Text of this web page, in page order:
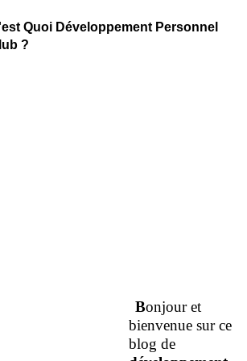
Quoi Développement Personnel
?
Bonjour et
bienvenue sur ce
blog de